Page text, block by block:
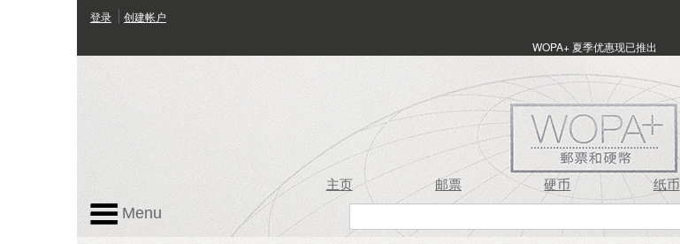
登录 创建帐户
WOPA+ 夏季优惠现已推出
主页 邮票 硬币 纸币
Menu